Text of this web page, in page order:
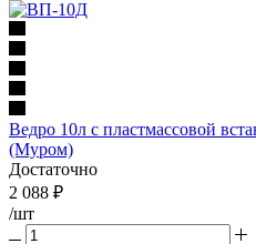
Ведро 10л с пластмассовой
(Муром)
Достаточно
2 088 ₽
/шт